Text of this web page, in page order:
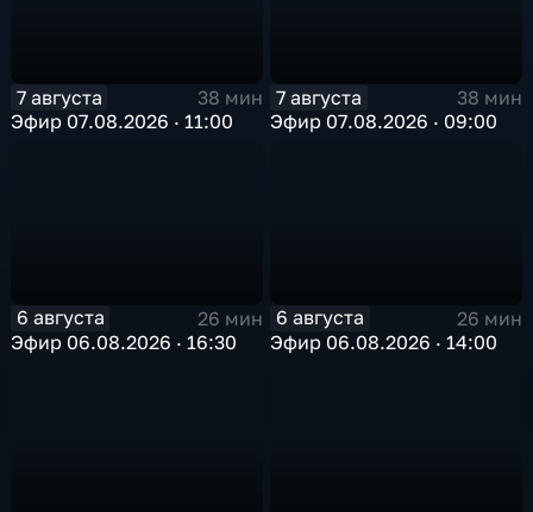
7 августа
38 мин
Эфир 07.08.2026 · 11:00
7 августа
38 мин
Эфир 07.08.2026 · 09:00
6 августа
26 мин
Эфир 06.08.2026 · 16:30
6 августа
26 мин
Эфир 06.08.2026 · 14:00